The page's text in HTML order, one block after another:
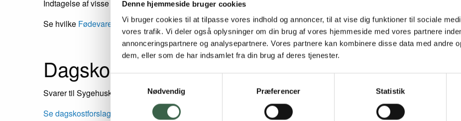
Denne hjemmeside bruger cookies
Vi bruger cookies til at tilpasse vores indhold og annoncer, til at vise dig funktioner til sociale
vores trafik. Vi deler også oplysninger om din brug af vores hjemmeside med vores partnere
annonceringspartnere og analysepartnere. Vores partnere kan kombinere disse data med andre
dem, eller som de har indsamlet fra din brug af deres tjenester.
Nødvendig
Præferencer Statistik
Indtagelse af visse fødevarer kan have en skadelig virkning på spædbarnet via modermælken. Der er derfor enkelte
Se hvilke Fødevarer der frarådesi kolonnen længst til højre.
Dagskostforslag
Svarer til Sygehuskost til voksne. Der skal imidlertid tages hensyn tilFødevarer der frarådes
(se kolonnen længst til
Se dagskostforslag | 7 MJ | 9 MJ | 12 MJ |